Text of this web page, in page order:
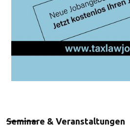
Seminare & Veranstaltungen